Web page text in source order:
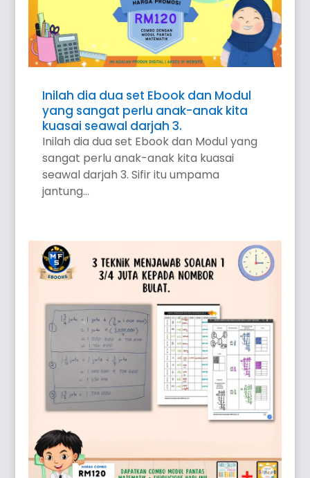
Inilah dia dua set Ebook dan Modul
yang sangat perlu anak-anak kita
kuasai seawal darjah 3.
Inilah dia dua set Ebook dan Modul yang
sangat perlu anak-anak kita kuasai
seawal darjah 3. Sifir itu umpama
jantung...